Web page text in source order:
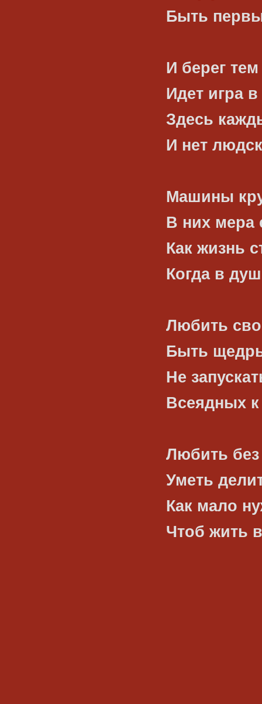
Быть
И берег
Идет игра в
Здесь
И нет
Машины
В них мера
Как жизнь
Когда в
Любить
Быть
Не
Всеядных
Любить
Уметь
Как мало
Чтоб жить